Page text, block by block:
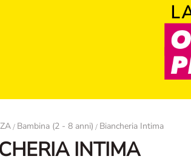
/ Bambina (2 - 8 anni) / Biancheria Intima
INTIMA